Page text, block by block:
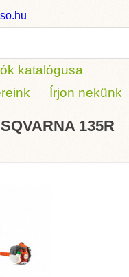
katalógusa
Írjon nekünk
135R